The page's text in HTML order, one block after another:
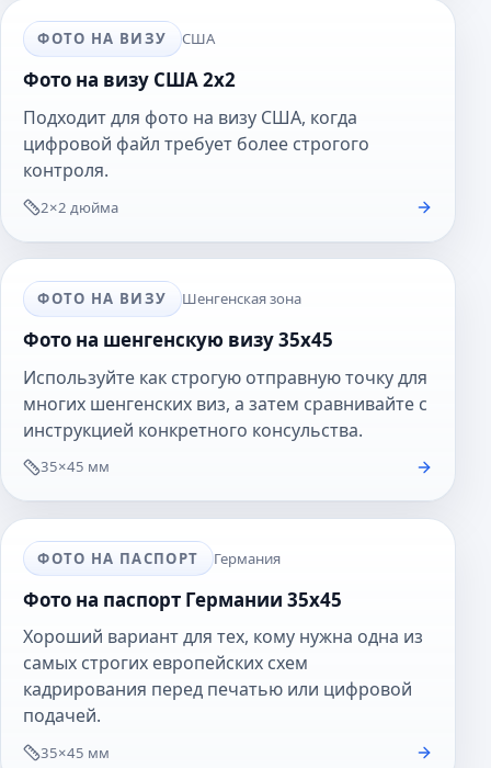
ФОТО НА ВИЗУ США
Фото на визу США 2x2
Подходит для фото на визу США, когда
цифровой файл требует более строгого
контроля.
2×2 дюйма
ФОТО НА ВИЗУ Шенгенская зона
Фото на шенгенскую визу 35x45
Используйте как строгую отправную точку для
многих шенгенских виз, а затем сравнивайте с
инструкцией конкретного консульства.
35×45 мм
ФОТО НА ПАСПОРТ Германия
Фото на паспорт Германии 35x45
Хороший вариант для тех, кому нужна одна из
самых строгих европейских схем
кадрирования перед печатью или цифровой
подачей.
35×45 мм